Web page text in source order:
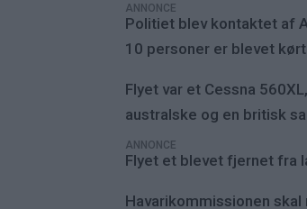
ANNONCE
Politiet blev kontaktet af
10 personer er blevet
Flyet var et Cessna
australske og en britisk
ANNONCE
Flyet et blevet fjernet fra
Havarikommissionen